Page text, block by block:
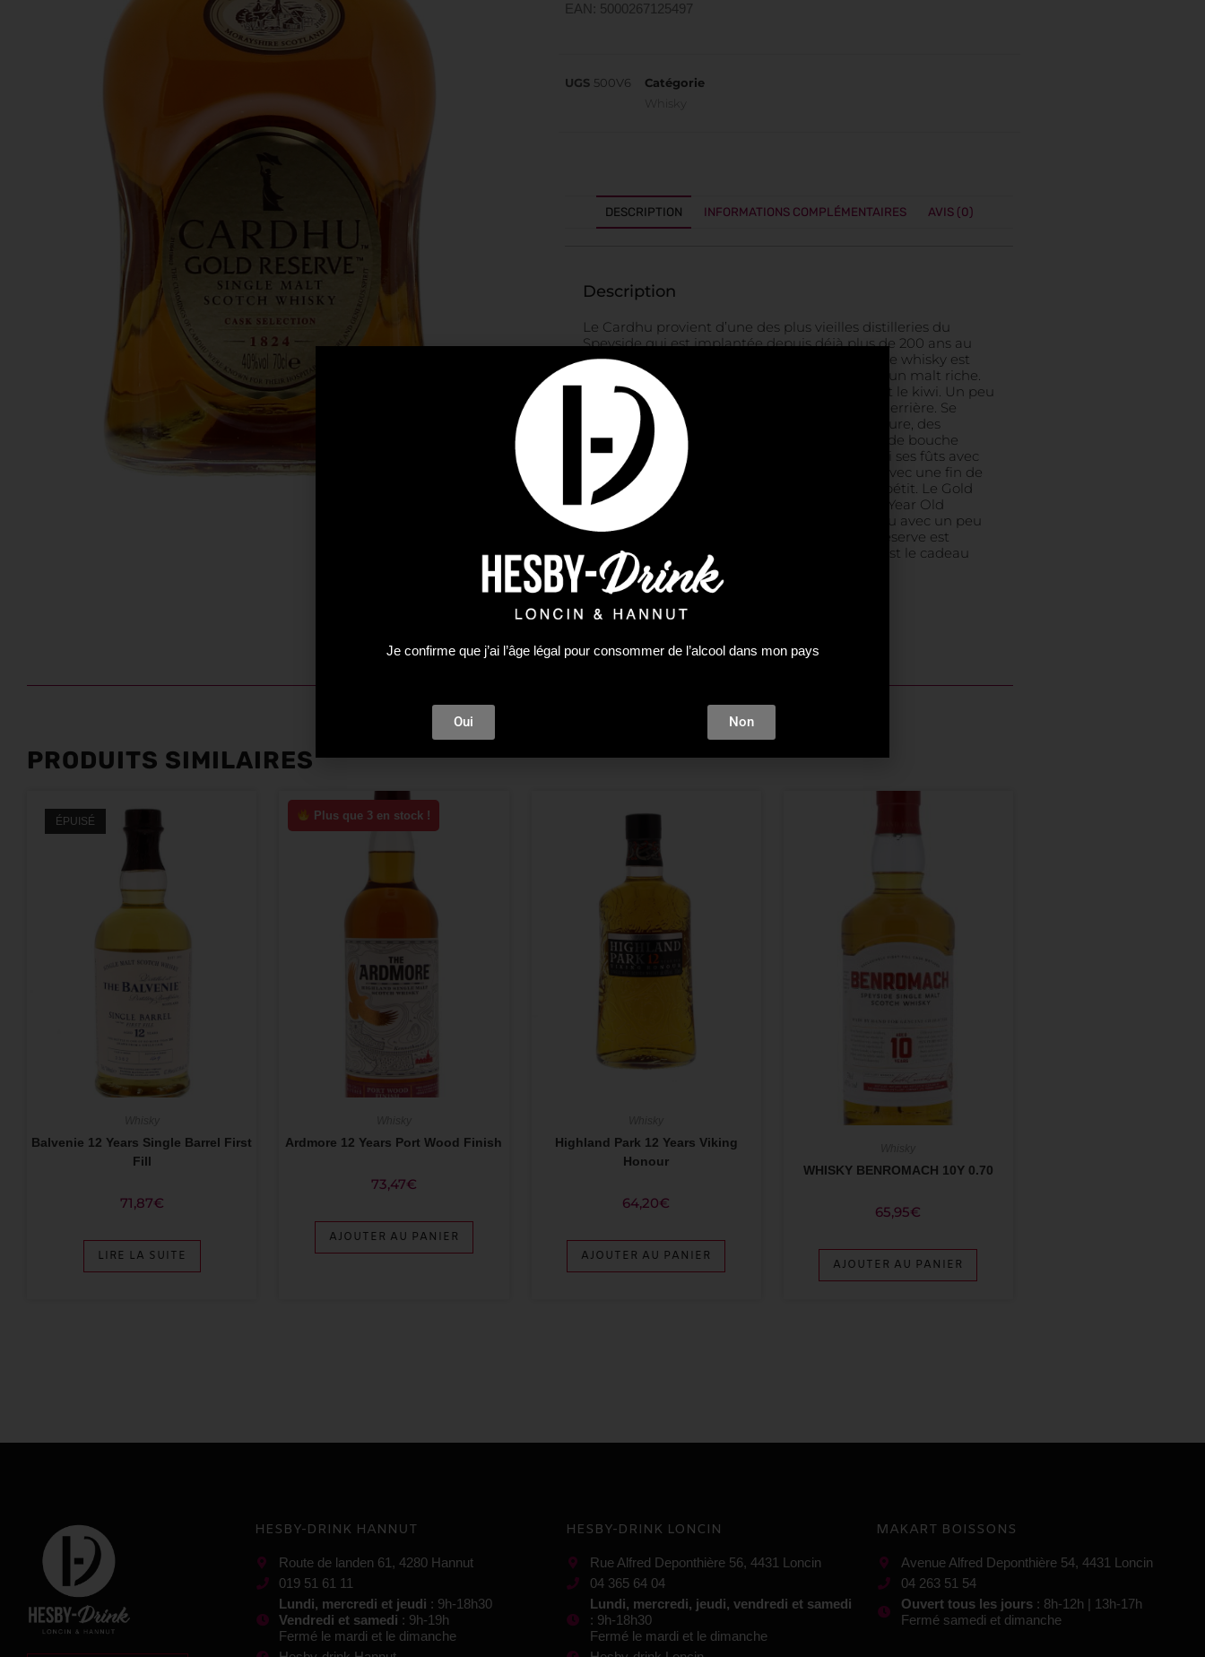
EAN: 5000267125497
UGS 500V6
Catégorie
DESCRIPTION INFORMATIONS COMPLÉMENTAIRES AVIS (0)
Description
Le Cardhu provient d’une des plus vieilles distilleries du
Speyside qui est implantée depuis déjà plus de 200 ans au
pied des collines de la rivière Spey. Le nez de ce whisky est
mielleux avec du grain pur et puissant, suivi d’un malt riche.
Ensuite arrivent le fruit exotique, la mangue et le kiwi. Un peu
herbeux et une touche légère de tourbe loin derrière. Se
présente avec une grande vague de malt mature, des
nuances épicées et une touche de vanille. Fin de bouche
douce et libératrice. Le Master Blender a choisi ses fûts avec
soin pour composer un whisky de malt doux avec une fin de
bouche paisible et épicée qui vous met en appétit. Le Gold
Reserve est plus fruité et plus chaud que le 12 Year Old
classique. Cardhu Gold Reserve est servi pur ou avec un peu
d’eau dans un verre à cognac. Cardhu Gold Reserve est
présenté dans un emballage doré de luxe et est le cadeau
parfait pour tout amateur de whisky.
PRODUITS SIMILAIRES
ÉPUISÉ
Balvenie 12 Years Single Barrel First
Fill
71,87€
LIRE LA SUITE
Plus que 3 en stock !
Ardmore 12 Years Port Wood Finish
73,47€
AJOUTER AU PANIER
Highland Park 12 Years Viking
Honour
64,20€
AJOUTER AU PANIER
WHISKY BENROMACH 10Y 0.70
65,95€
AJOUTER AU PANIER
HESBY-DRINK HANNUT
Route de landen 61, 4280 Hannut
019 51 61 11
Lundi, mercredi et jeudi : 9h-18h30
Vendredi et samedi : 9h-19h
Fermé le mardi et le dimanche
HESBY-DRINK LONCIN
Rue Alfred Deponthière 56, 4431 Loncin
04 365 64 04
Lundi, mercredi, jeudi, vendredi et samedi
: 9h-18h30
Fermé le mardi et le dimanche
MAKART BOISSONS
Avenue Alfred Deponthière 54, 4431 Loncin
04 263 51 54
Ouvert tous les jours: 8h-12h | 13h-17h
Fermé samedi et dimanche
Je confirme que j’ai l’âge légal pour consommer de l’alcool dans mon pays
Oui Non